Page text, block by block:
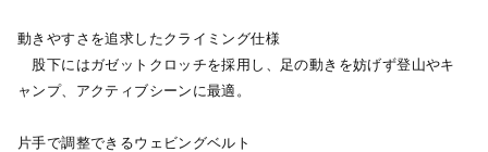
動きやすさを追求したクライミング仕様
股下にはガゼットクロッチを採用し、足の動きを妨げず登山やキ
ャンプ、アクティブシーンに最適。
片手で調整できるウェビングベルト